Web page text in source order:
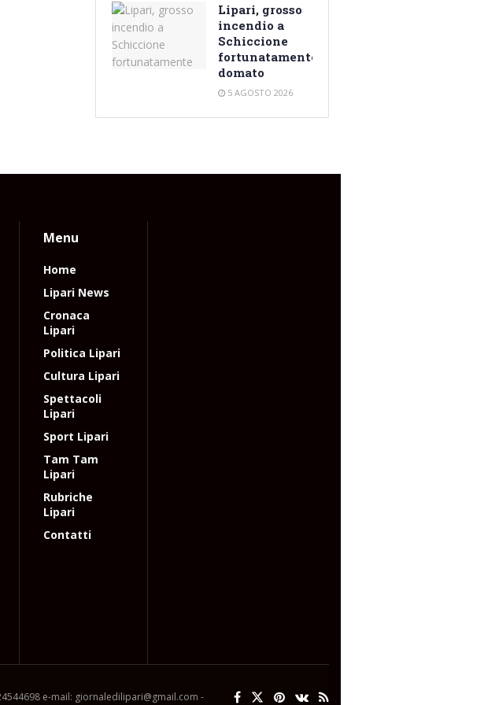
Lipari, grosso
incendio a
Schiccione
fortunatamente
domato
5 AGOSTO 2026
Menu
Home
Lipari News
Cronaca
Lipari
Politica Lipari
Cultura Lipari
Spettacoli
Lipari
Sport Lipari
Tam Tam
Lipari
Rubriche
Lipari
Contatti
e-mail: giornaledilipari@gmail.com -